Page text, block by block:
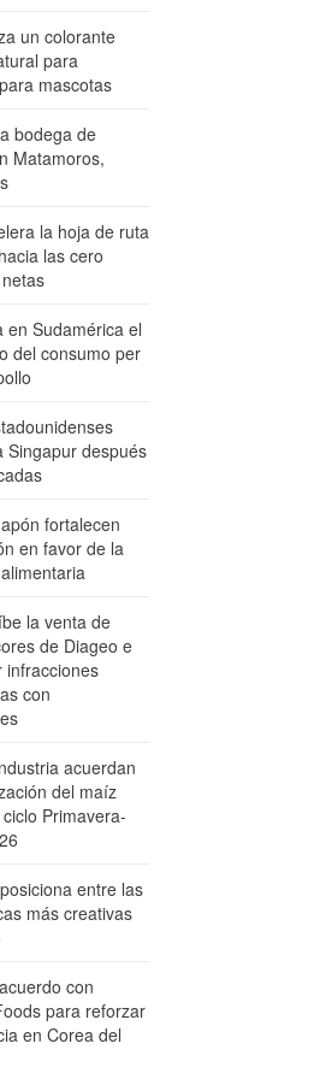
un colorante
para
mascotas
bodega de
Matamoros,
la hoja de ruta
las cero
en Sudamérica el
del consumo per
Singapur después
fortalecen
en favor de la
la venta de
de Diageo e
infracciones
con
acuerdan
del maíz
Primavera-
entre las
más creativas
con
para reforzar
en Corea del